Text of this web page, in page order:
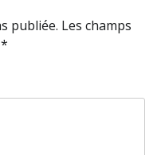
publiée. Les champs
*